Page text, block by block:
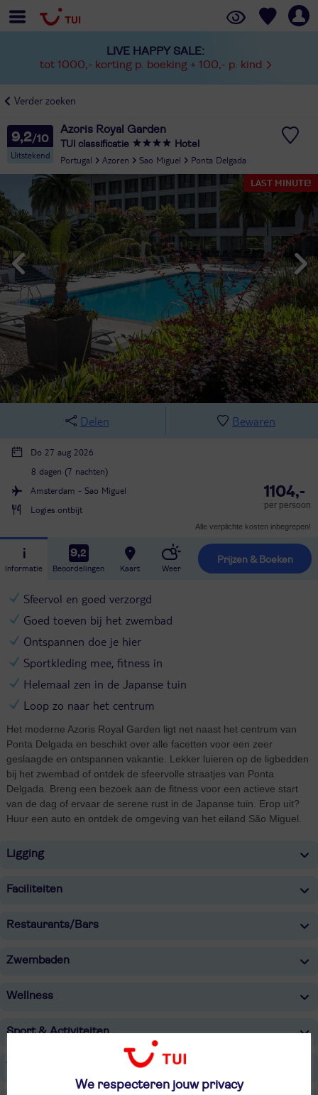
LIVE HAPPY SALE:
tot 1000,- korting p. boeking + 100,- p. kind
Verder zoeken
9,2
Uitstekend
Azoris Royal Garden
TUI classificatie Hotel
Portugal Azoren Sao Miguel
Ponta Delgada
LAST MINUTE!
Delen Bewaren
Do 27 aug 2026
8 dagen (7 nachten)
Amsterdam - Sao Miguel
Logies ontbijt
1104,-
per persoon
Alle verplichte kosten inbegrepen!
Informatie
9,2
Beoordelingen Kaart Weer
Prijzen & Boeken
Sfeervol en goed verzorgd
Goed toeven bij het zwembad
Ontspannen doe je hier
Sportkleding mee, fitness in
Helemaal zen in de Japanse tuin
Loop zo naar het centrum
Het moderne Azoris Royal Garden ligt net naast het centrum van
Ponta Delgada en beschikt over alle facetten voor een zeer
geslaagde en ontspannen vakantie. Lekker luieren op de ligbedden
bij het zwembad of ontdek de sfeervolle straatjes van Ponta
Delgada. Breng een bezoek aan de fitness voor een actieve start
van de dag of ervaar de serene rust in de Japanse tuin. Erop uit?
Huur een auto en ontdek de omgeving van het eiland São Miguel.
Ligging
Faciliteiten
Restaurants/Bars
Zwembaden
Wellness
Sport & Activiteiten
Voor de kinderen
We respecteren jouw privacy